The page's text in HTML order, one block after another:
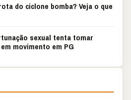
do ciclone bomba? Veja o que
sexual tenta tomar
movimento em PG